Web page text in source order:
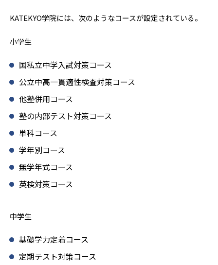
KATEKYO学院には、次のようなコースが設定されている。
小学生
国私立中学入試対策コース
公立中高一貫適性検査対策コース
他塾併用コース
塾の内部テスト対策コース
単科コース
学年別コース
無学年式コース
英検対策コース
中学生
基礎学力定着コース
定期テスト対策コース